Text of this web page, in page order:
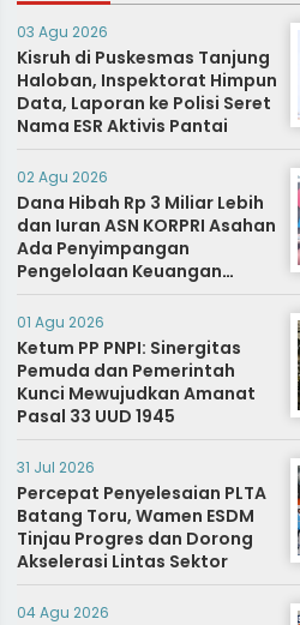
03 Agu 2026
Kisruh di Puskesmas Tanjung
Haloban, Inspektorat Himpun
Data, Laporan ke Polisi Seret
Nama ESR Aktivis Pantai
02 Agu 2026
Dana Hibah Rp 3 Miliar Lebih
dan Iuran ASN KORPRI Asahan
Ada Penyimpangan
Pengelolaan Keuangan
Dipertanyakan, Aparat
Diminta Segera Usut
01 Agu 2026
Ketum PP PNPI: Sinergitas
Pemuda dan Pemerintah
Kunci Mewujudkan Amanat
Pasal 33 UUD 1945
31 Jul 2026
Percepat Penyelesaian PLTA
Batang Toru, Wamen ESDM
Tinjau Progres dan Dorong
Akselerasi Lintas Sektor
04 Agu 2026